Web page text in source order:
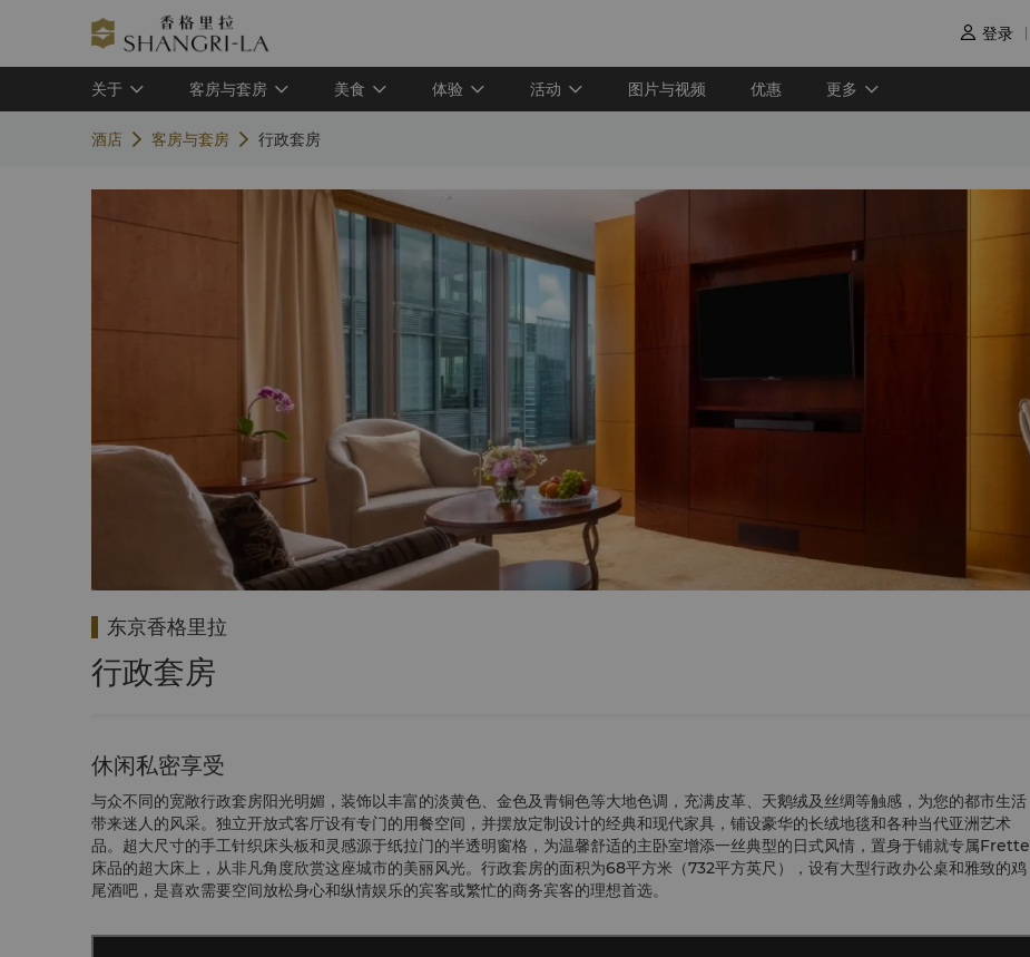
 登录
关于 客房与套房 美食 体验 活动 图片与视频 优惠 更多
酒店 客房与套房 行政套房
东京香格里拉
行政套房
休闲私密享受
与众不同的宽敞行政套房阳光明媚，装饰以丰富的淡黄色、金色及青铜色等大地色调，充满皮革、天鹅绒及丝绸等触感，为您的都市生活
带来迷人的风采。独立开放式客厅设有专门的用餐空间，并摆放定制设计的经典和现代家具，铺设豪华的长绒地毯和各种当代亚洲艺术
品。超大尺寸的手工针织床头板和灵感源于纸拉门的半透明窗格，为温馨舒适的主卧室增添一丝典型的日式风情，置身于铺就专属Frette
床品的超大床上，从非凡角度欣赏这座城市的美丽风光。行政套房的面积为68平方米（732平方英尺），设有大型行政办公桌和雅致的鸡
尾酒吧，是喜欢需要空间放松身心和纵情娱乐的宾客或繁忙的商务宾客的理想首选。